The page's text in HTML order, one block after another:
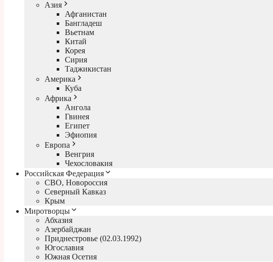
Азия
Афганистан
Бангладеш
Вьетнам
Китай
Корея
Сирия
Таджикистан
Америка
Куба
Африка
Ангола
Гвинея
Египет
Эфиопия
Европа
Венгрия
Чехословакия
Российская Федерация
СВО, Новороссия
Северный Кавказ
Крым
Миротворцы
Абхазия
Азербайджан
Приднестровье (02.03.1992)
Югославия
Южная Осетия